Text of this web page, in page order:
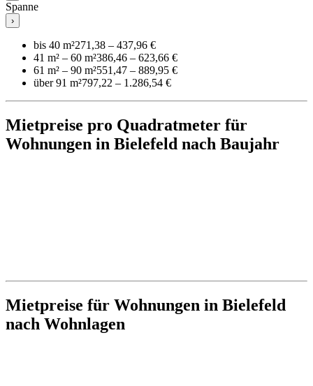
Spanne
›
bis 40 m²271,38 – 437,96 €
41 m² – 60 m²386,46 – 623,66 €
61 m² – 90 m²551,47 – 889,95 €
über 91 m²797,22 – 1.286,54 €
Mietpreise pro Quadratmeter für
Wohnungen in Bielefeld nach Baujahr
Mietpreise für Wohnungen in Bielefeld
nach Wohnlagen